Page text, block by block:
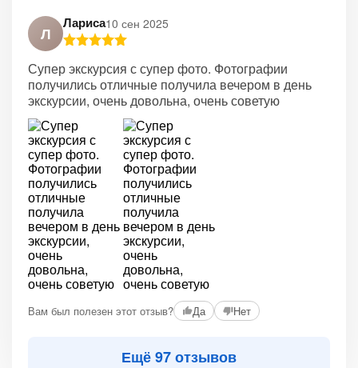
Л
Лариса10 сен 2025
Супер экскурсия с супер фото. Фотографии
получились отличные получила вечером в день
экскурсии, очень довольна, очень советую
Вам был полезен этот отзыв? Да Нет
Ещё 97 отзывов